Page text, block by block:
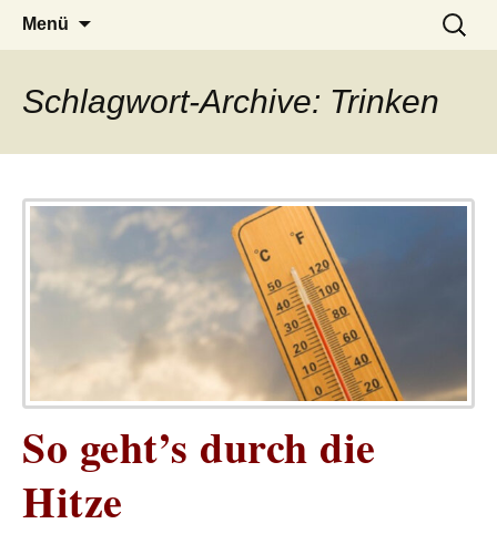
LUCKX
– das Magazin
Menü
Suchen
nach:
Schlagwort-Archive: Trinken
So geht’s durch die
Hitze